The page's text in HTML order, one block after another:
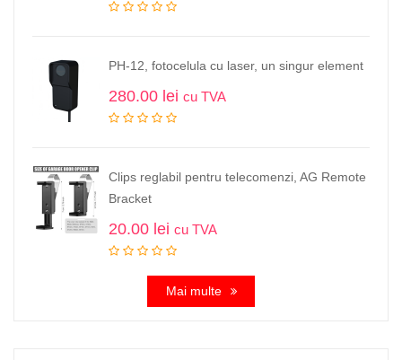
PH-12, fotocelula cu laser, un singur element
280.00 lei cu TVA
Clips reglabil pentru telecomenzi, AG Remote
Bracket
20.00 lei cu TVA
Mai multe